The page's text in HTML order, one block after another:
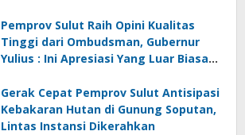
Pemprov Sulut Raih Opini Kualitas
Tinggi dari Ombudsman, Gubernur
Yulius : Ini Apresiasi Yang Luar Biasa,
Gerak Cepat Pemprov Sulut Antisipasi
Kebakaran Hutan di Gunung Soputan,
Lintas Instansi Dikerahkan